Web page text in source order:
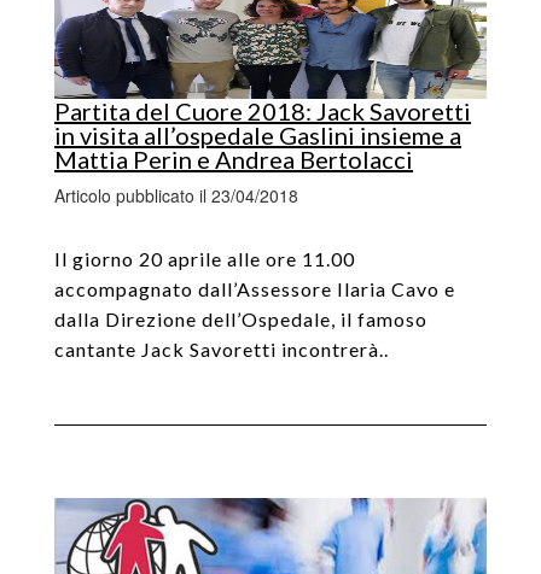
Partita del Cuore 2018: Jack Savoretti
in visita all’ospedale Gaslini insieme a
Mattia Perin e Andrea Bertolacci
Articolo pubblicato il 23/04/2018
Il giorno 20 aprile alle ore 11.00
accompagnato dall’Assessore Ilaria Cavo e
dalla Direzione dell’Ospedale, il famoso
cantante Jack Savoretti incontrerà..